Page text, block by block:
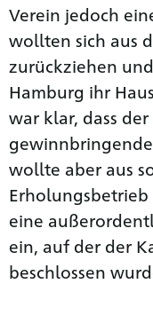
Verein jedoch
wollten sich aus
zurückziehen
Hamburg ihr
war klar, dass
wollte aber aus
eine
ein, auf der der
beschlossen